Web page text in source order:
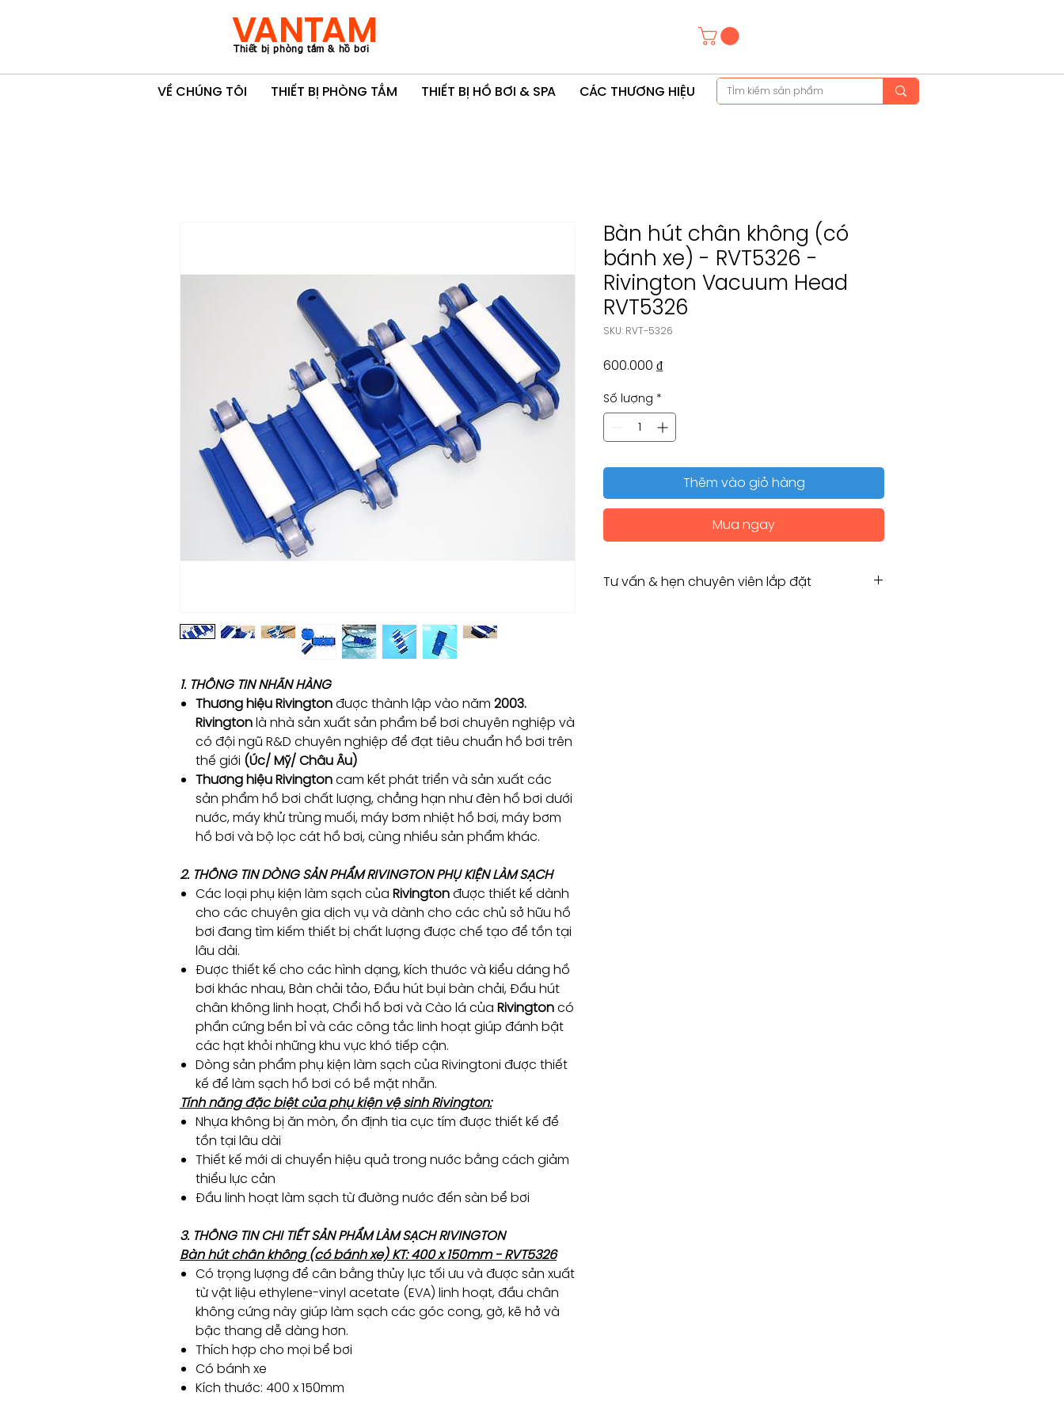
VANTAM
Thiết bị phòng tắm & hồ bơi
VỀ CHÚNG TÔI THIẾT BỊ PHÒNG TẮM THIẾT BỊ HỒ BƠI & SPA CÁC THƯƠNG HIỆU
1. THÔNG TIN NHÃN HÀNG
Thương hiệu Rivingtonđược thành lập vào năm 2003.
Rivingtonlà nhà sản xuất sản phẩm bể bơi chuyên nghiệp và
có đội ngũ R&D chuyên nghiệp để đạt tiêu chuẩn hồ bơi trên
thế giới (Úc/ Mỹ/ Châu Âu)
Thương hiệu Rivingtoncam kết phát triển và sản xuất các
sản phẩm hồ bơi chất lượng, chẳng hạn như đèn hồ bơi dưới
nước, máy khử trùng muối, máy bơm nhiệt hồ bơi, máy bơm
hồ bơi và bộ lọc cát hồ bơi, cùng nhiều sản phẩm khác.
2. THÔNG TIN DÒNG SẢN PHẨM RIVINGTON PHỤ KIỆN LÀM SẠCH
Các loại phụ kiện làm sạch của Rivingtonđược thiết kế dành
cho các chuyên gia dịch vụ và dành cho các chủ sở hữu hồ
bơi đang tìm kiếm thiết bị chất lượng được chế tạo để tồn tại
lâu dài.
Được thiết kế cho các hình dạng, kích thước và kiểu dáng hồ
bơi khác nhau, Bàn chải tảo, Đầu hút bụi bàn chải, Đầu hút
chân không linh hoạt, Chổi hồ bơi và Cào lá của Rivingtoncó
phần cứng bền bỉ và các công tắc linh hoạt giúp đánh bật
các hạt khỏi những khu vực khó tiếp cận.
Dòng sản phẩm phụ kiện làm sạch của Rivingtoni được thiết
kế để làm sạch hồ bơi có bề mặt nhẵn.
Tính năng đặc biệt của phụ kiện vệ sinh Rivington:
Nhựa không bị ăn mòn, ổn định tia cực tím được thiết kế để
tồn tại lâu dài
Thiết kế mới di chuyển hiệu quả trong nước bằng cách giảm
thiểu lực cản
Đầu linh hoạt làm sạch từ đường nước đến sàn bể bơi
3. THÔNG TIN CHI TIẾT SẢN PHẨM LÀM SẠCH RIVINGTON
Bàn hút chân không (có bánh xe) KT: 400 x 150mm - RVT5326
Có trọng lượng để cân bằng thủy lực tối ưu và được sản xuất
từ ​​vật liệu ethylene-vinyl acetate (EVA) linh hoạt, đầu chân
không cứng này giúp làm sạch các góc cong, gờ, kẽ hở và
bậc thang dễ dàng hơn.
Thích hợp cho mọi bể bơi
Có bánh xe
Kích thước: 400 x 150mm
Bàn hút chân không (có
bánh xe) - RVT5326 -
Rivington Vacuum Head
RVT5326
SKU: RVT-5326
600.000 ₫Giá
Số lượng *
Thêm vào giỏ hàng
Mua ngay
Tư vấn & hẹn chuyên viên lắp đặt